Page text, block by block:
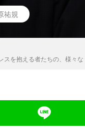
祐規
を抱える者たちの、様々な